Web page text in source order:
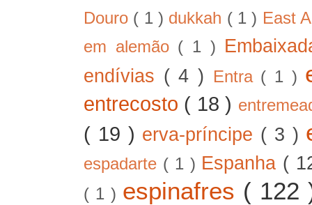
Douro ( 1 ) dukkah ( 1 ) East
em alemão ( 1 )
endívias ( 4 ) Entra ( 1 )
entrecosto ( 18 )
( 19 ) erva-príncipe ( 3 )
espadarte ( 1 ) Espanha (
( 1 ) espinafres (